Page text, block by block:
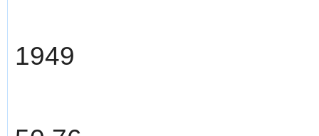
1949